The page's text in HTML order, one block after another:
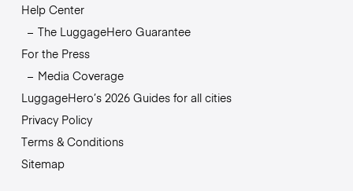
Help Center
The LuggageHero Guarantee
For the Press
Media Coverage
LuggageHero’s 2026 Guides for all cities
Privacy Policy
Terms & Conditions
Sitemap